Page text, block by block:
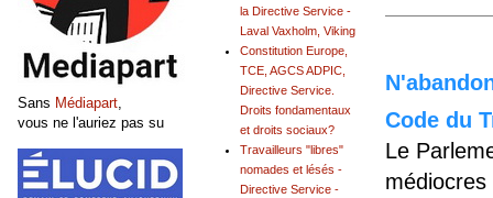
Code du
Le
la Directive Service -
Laval Vaxholm, Viking
Constitution Europe,
TCE, AGCS ADPIC,
Directive Service.
Droits fondamentaux
et droits sociaux?
Travailleurs "libres"
nomades et lésés -
Directive Service -
Sans Médiapart,
vous ne l'auriez pas su